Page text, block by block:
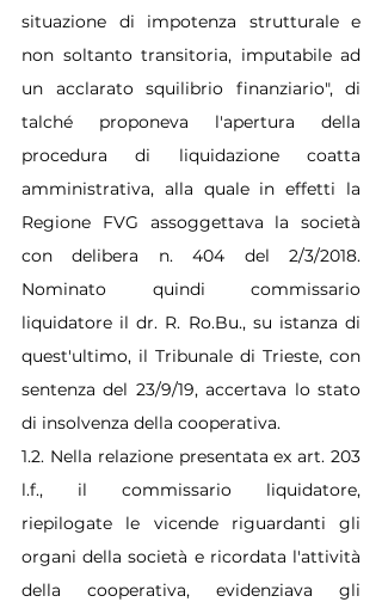
situazione di impotenza strutturale e
non soltanto transitoria, imputabile ad
un acclarato squilibrio finanziario", di
talché proponeva l'apertura della
procedura di liquidazione coatta
amministrativa, alla quale in effetti la
Regione FVG assoggettava la società
con delibera n. 404 del 2/3/2018.
Nominato quindi commissario
liquidatore il dr. R. Ro.Bu., su istanza di
quest'ultimo, il Tribunale di Trieste, con
sentenza del 23/9/19, accertava lo stato
di insolvenza della cooperativa.
1.2. Nella relazione presentata ex art. 203
l.f., il commissario liquidatore,
riepilogate le vicende riguardanti gli
organi della società e ricordata l'attività
della cooperativa, evidenziava gli